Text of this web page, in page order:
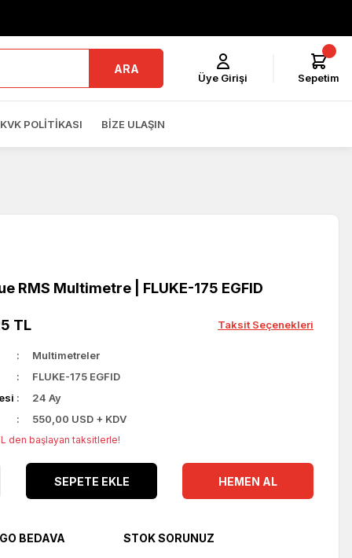
ARA
Üye Girişi Sepetim
KVK POLITIKASI BIZE ULAŞIN
RMS Multimetre | FLUKE-175 EGFID
TL Taksit Seçenekleri
Multimetreler
FLUKE-175 EGFID
24 Ay
550,00 USD + KDV
den başlayan taksitlerle!
SEPETE EKLE HEMEN AL
BEDAVA STOK SORUNUZ